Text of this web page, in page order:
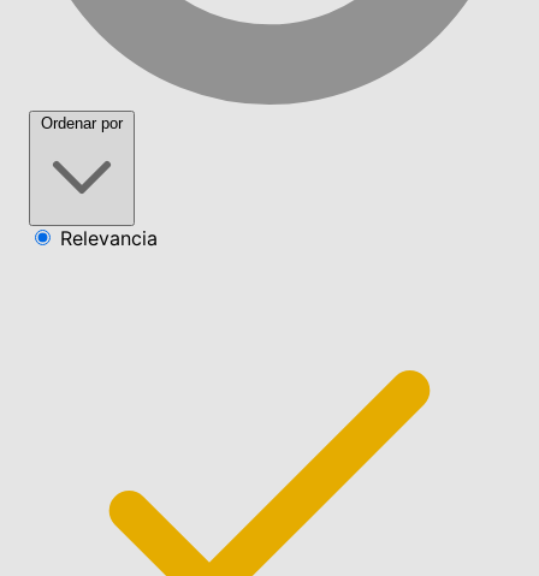
Ordenar por
Relevancia